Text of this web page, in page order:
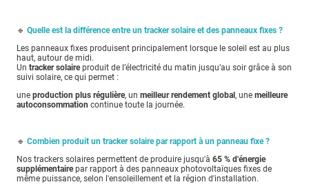
🔹 Quelle est la différence entre un tracker solaire et des panneaux fixes ?
Les panneaux fixes produisent principalement lorsque le soleil est au plus
haut, autour de midi.
Un tracker solaireproduit de l’électricité du matin jusqu’au soir grâce à son
suivi solaire, ce qui permet :
une production plus régulière, un meilleur rendement global , une meilleure
autoconsommation continue toute la journée.
🔹 Combien produit un tracker solaire par rapport à un panneau fixe ?
Nos trackers solaires permettent de produire jusqu'à 65 % d'énergie
supplémentairepar rapport à des panneaux photovoltaïques fixes de
même puissance, selon l'ensoleillement et la région d'installation.